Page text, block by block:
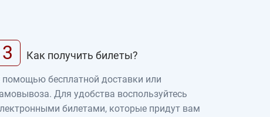
3 Как получить билеты?
помощью бесплатной доставки или
Для удобства воспользуйтесь
билетами, которые придут вам